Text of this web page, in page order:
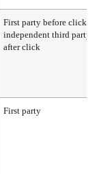
First party before click;
independent third party
after click
First party